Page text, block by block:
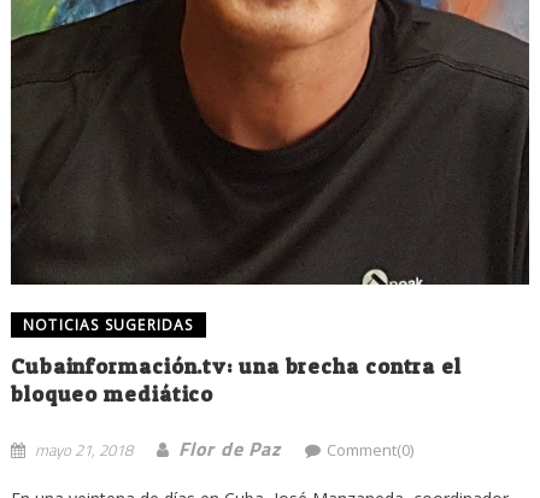
NOTICIAS SUGERIDAS
Cubainformación.tv: una brecha contra el
bloqueo mediático
mayo 21, 2018 Flor de Paz Comment(0)